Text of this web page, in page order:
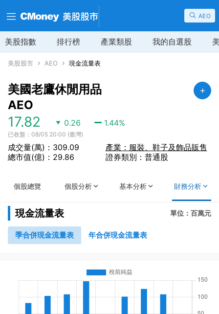
AEO
美股指數 排行榜 產業類股 我的自選股
美股股市 AEO 現金流量表
美國老鷹休閒用品
AEO
17.82 0.26 1.44%
已收盤：08/05 20:00 (臺灣)
成交量(萬)：309.09
總市值(億)：29.86
產業：服裝、鞋子及飾品販售
證券類別：普通股
個股總覽 個股分析 基本分析 財務分析
現金流量表 單位：百萬元
季合併現金流量表 年合併現金流量表